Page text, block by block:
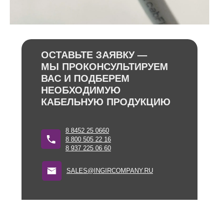
ОСТАВЬТЕ ЗАЯВКУ —
МЫ ПРОКОНСУЛЬТИРУЕМ
ВАС И ПОДБЕРЕМ
НЕОБХОДИМУЮ
КАБЕЛЬНУЮ ПРОДУКЦИЮ
SALES@INGIRCOMPANY.RU
8 937 225 06 60
8 800 505 22 16
8 8452 25 0660